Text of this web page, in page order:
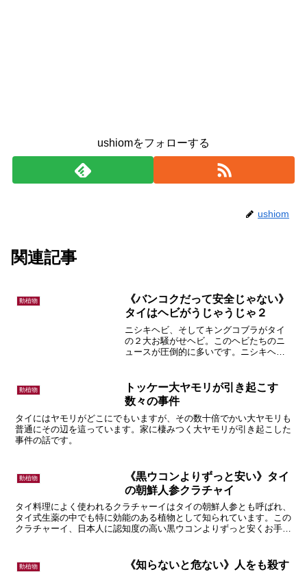
ushiomをフォローする
ushiom
関連記事
動植物
《バンコクだって安全じゃない》
タイはヘビがうじゃうじゃ２
ニシキヘビ、そしてキングコブラがタイ
の２大お騒がせヘビ。このヘビたちのニ
ュースが圧倒的に多いです。ニシキヘビ
びやすいんですね。今回はニシキヘビの
話です。
動植物
トッケー大ヤモリが引き起こす
数々の事件
タイにはヤモリがどこにでもいますが、その数十倍でかい大ヤモリも
普通にその辺を這っています。家に棲みつく大ヤモリが引き起こした
事件の話です。
動植物
《黒ウコンよりずっと安い》タイ
の朝鮮人参クラチャイ
タイ料理によく使われるクラチャーイはタイの朝鮮人参とも呼ばれ、
タイ式生薬の中でも特に効能のある植物として知られています。この
クラチャーイ、日本人に認知度の高い黒ウコンよりずっと安くお手軽
動植物
《知らないと危ない》人をも殺す